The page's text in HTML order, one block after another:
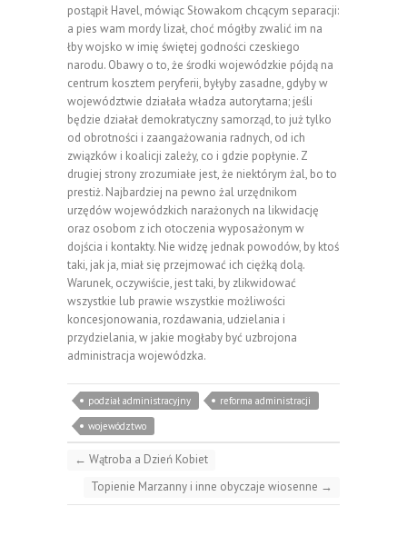
postąpił Havel, mówiąc Słowakom chcącym separacji:
a pies wam mordy lizał, choć mógłby zwalić im na
łby wojsko w imię świętej godności czeskiego
narodu. Obawy o to, że środki wojewódzkie pójdą na
centrum kosztem peryferii, byłyby zasadne, gdyby w
województwie działała władza autorytarna; jeśli
będzie działał demokratyczny samorząd, to już tylko
od obrotności i zaangażowania radnych, od ich
związków i koalicji zależy, co i gdzie popłynie. Z
drugiej strony zrozumiałe jest, że niektórym żal, bo to
prestiż. Najbardziej na pewno żal urzędnikom
urzędów wojewódzkich narażonych na likwidację
oraz osobom z ich otoczenia wyposażonym w
dojścia i kontakty. Nie widzę jednak powodów, by ktoś
taki, jak ja, miał się przejmować ich ciężką dolą.
Warunek, oczywiście, jest taki, by zlikwidować
wszystkie lub prawie wszystkie możliwości
koncesjonowania, rozdawania, udzielania i
przydzielania, w jakie mogłaby być uzbrojona
administracja wojewódzka.
podział administracyjny
reforma administracji
województwo
← Wątroba a Dzień Kobiet
Topienie Marzanny i inne obyczaje wiosenne →